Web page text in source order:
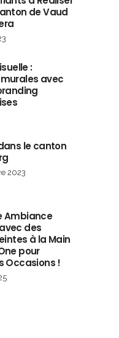
de Vaud
:
avec
le canton
2023
Ambiance
des
à la Main
pour
Occasions !